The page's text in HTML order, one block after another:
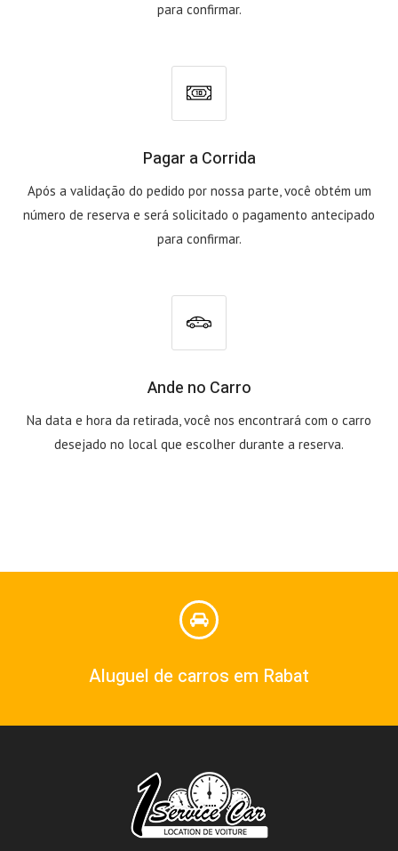
para confirmar.
Pagar a Corrida
Após a validação do pedido por nossa parte, você obtém um
número de reserva e será solicitado o pagamento antecipado
para confirmar.
Ande no Carro
Na data e hora da retirada, você nos encontrará com o carro
desejado no local que escolher durante a reserva.
Aluguel de carros em Rabat